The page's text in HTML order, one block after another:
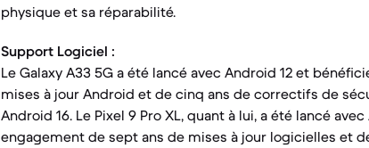
physique et sa réparabilité.
Support Logiciel :
Le Galaxy A33 5G a été lancé avec Android 12 et
mises à jour Android et de cinq ans de correctifs de
Android 16. Le Pixel 9 Pro XL, quant à lui, a été lancé
engagement de sept ans de mises à jour logicielles et